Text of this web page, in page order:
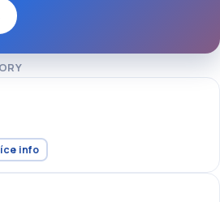
info